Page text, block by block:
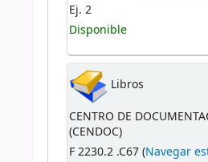
Ej. 2
Disponible
Libros
CENTRO DE
(CENDOC)
F 2230.2 .C67 (Navegar